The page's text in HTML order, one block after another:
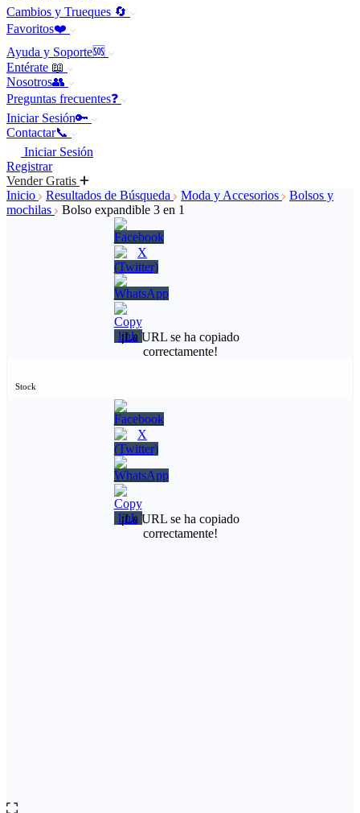
Cambios y Trueques 🔄
Favoritos❤️
Ayuda y Soporte🆘
Entérate 📖
Nosotros👥
Preguntas frecuentes❓
Iniciar Sesión🔑
Contactar📞
Iniciar Sesión
Registrar
Vender Gratis
Inicio
Resultados de Búsqueda Moda y Accesorios
Bolsos y
mochilas
Bolso expandible 3 en 1
¡La URL se ha copiado
correctamente!
Stock
¡La URL se ha copiado
correctamente!